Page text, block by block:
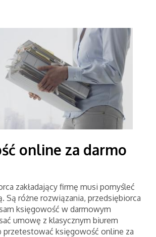
online za darmo
zakładający firmę musi pomyśleć
Są różne rozwiązania, przedsiębiorca
księgowość w darmowym
umowę z klasycznym biurem
przetestować księgowość online za